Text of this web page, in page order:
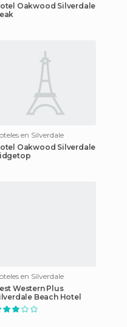
Oakwood Silverdale
en Silverdale
Oakwood Silverdale
en Silverdale
Western Plus
Beach Hotel